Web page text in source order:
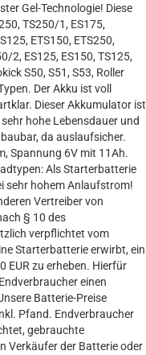
Gel-Technologie! Diese
TS250/1, ES175,
ETS150, ETS250,
2, ES125, ES150, TS125,
S50, S51, S53, Roller
Der Akku ist voll
Dieser Akkumulator ist
hohe Lebensdauer und
da auslaufsicher.
Spannung 6V mit 11Ah.
Als Starterbatterie
sehr hohem Anlaufstrom!
Vertreiber von
§ 10 des
verpflichtet vom
Starterbatterie erwirbt, ein
EUR zu erheben. Hierfür
einen
Batterie-Preise
Pfand. Endverbraucher
gebrauchte
Verkäufer der Batterie oder